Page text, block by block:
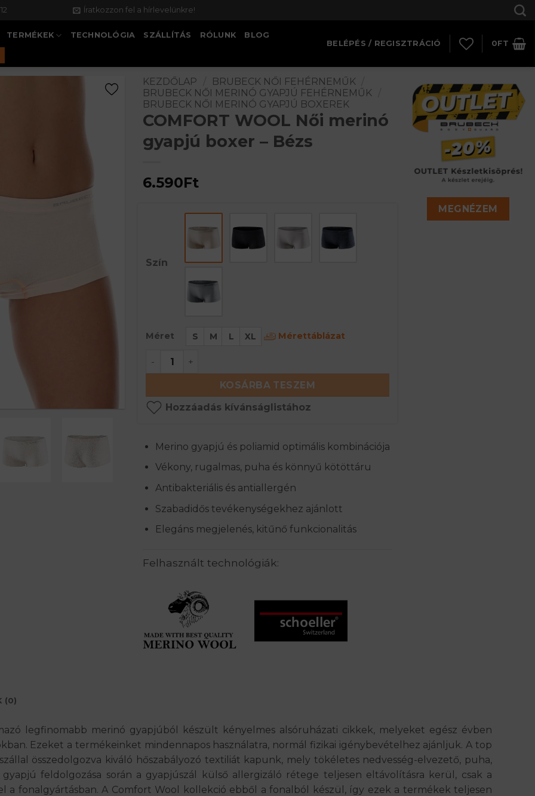
Íratkozzon fel a hírlevelünkre!
TERMÉKEK TECHNOLÓGIA SZÁLLÍTÁS RÓLUNK
BLOG
BELÉPÉS / REGISZTRÁCIÓ
0FT
KEZDŐLAP BRUBECK NŐI FEHÉRNEMŰK
BRUBECK NŐI MERINÓ GYAPJÚ FEHÉRNEMŰK
BRUBECK NŐI MERINÓ GYAPJÚ BOXEREK
COMFORT WOOL Női merinó
gyapjú boxer – Bézs
6.590Ft
Szín
Méret S M L XL Mérettáblázat
COMFORT WOOL Női merinó gyapjú boxer - Bézs mennyiség
KOSÁRBA TESZEM
Hozzáadás kívánságlistához
Merino gyapjú és poliamid optimális kombinációja
Vékony, rugalmas, puha és könnyű kötöttáru
Antibakteriális és antiallergén
Szabadidős tevékenységekhez ajánlott
Elegáns megjelenés, kitűnő funkcionalitás
Felhasznált technológiák:
MEGNÉZEM
(0)
legfinomabb merinó gyapjúból készült kényelmes alsóruházati cikkek, melyeket egész évben
Ezeket a termékeinket mindennapos használatra, normál fizikai igénybevételhez ajánljuk. A top
összedolgozva kiváló hőszabályozó textiliát kapunk, mely tökéletes nedvesség-elvezető, puha,
feldolgozása során a gyapjúszál külső allergizáló rétege teljesen eltávolításra kerül, csak a
a fonalgyártásban. A Comfort Wool kollekció ebből a fonalból készül, így ezek a termékek teljesen